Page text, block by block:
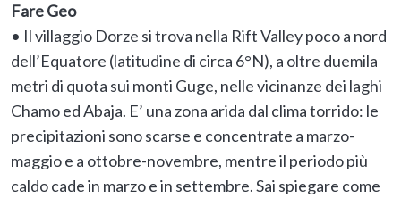
Fare Geo
• Il villaggio Dorze si trova nella Rift Valley poco a nord
dell’Equatore (latitudine di circa 6°N), a oltre duemila
metri di quota sui monti Guge, nelle vicinanze dei laghi
Chamo ed Abaja. E’ una zona arida dal clima torrido: le
precipitazioni sono scarse e concentrate a marzo-
maggio e a ottobre-novembre, mentre il periodo più
caldo cade in marzo e in settembre. Sai spiegare come